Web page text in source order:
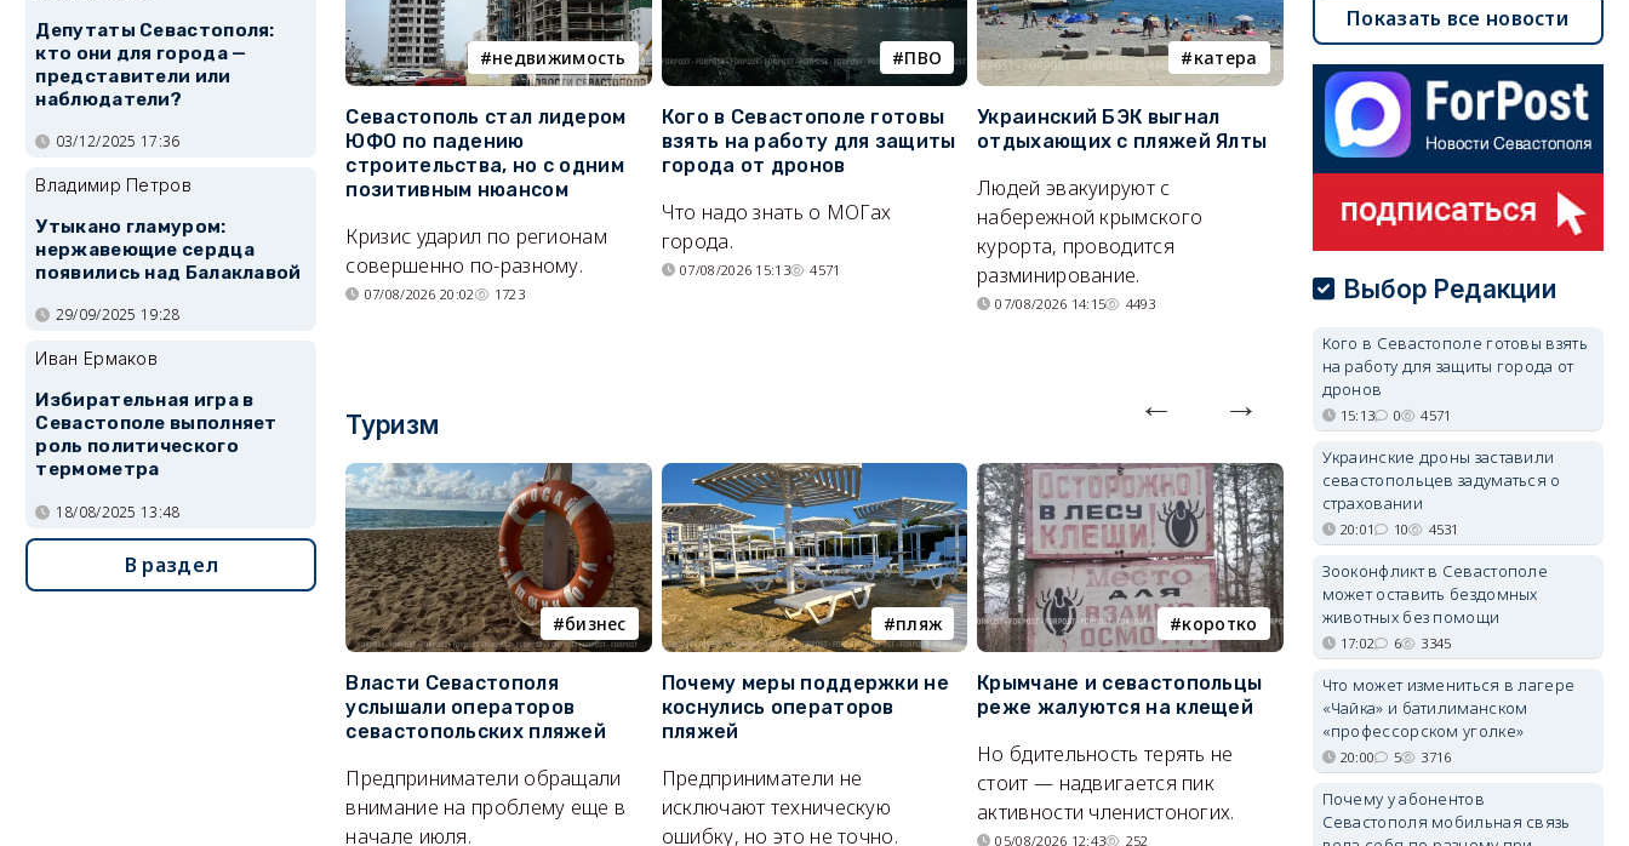
недвижимость
Севастополь стал лидером
ЮФО по падению
строительства, но с одним
позитивным нюансом
Кризис ударил по регионам
совершенно по-разному.
07/08/2026 20:02 1723
ПВО
Кого в Севастополе готовы
взять на работу для защиты
города от дронов
Что надо знать о МОГах
города.
07/08/2026 15:13 4571
катера
Украинский БЭК выгнал
отдыхающих с пляжей Ялты
Людей эвакуируют с
набережной крымского
курорта, проводится
разминирование.
07/08/2026 14:15 4493
Губернатор Севастополя
рассказал о перспективах
электроснабжения города
Энергетики, подчеркнул он,
невозможное.
07/08/2026 10:13 4445
Туризм
бизнес
Власти Севастополя
услышали операторов
севастопольских пляжей
Предприниматели обращали
внимание на проблему еще в
начале июля.
пляж
Почему меры поддержки не
коснулись операторов
пляжей
Предприниматели не
исключают техническую
ошибку, но это не точно.
коротко
Крымчане и севастопольцы
реже жалуются на клещей
Но бдительность терять не
стоит — надвигается пик
активности членистоногих.
05/08/2026 12:43 252
Балаклава
В Севастополе утвердили
проект застройки центра
Балаклавы
Там появится туристический
квартал с отелями и
парковками.
Депутаты Севастополя:
кто они для города —
представители или
наблюдатели?
03/12/2025 17:36
Владимир Петров
Утыкано гламуром:
нержавеющие сердца
появились над Балаклавой
29/09/2025 19:28
Иван Ермаков
Избирательная игра в
Севастополе выполняет
роль политического
термометра
18/08/2025 13:48
В раздел
Показать все новости
Выбор Редакции
Кого в Севастополе готовы взять
на работу для защиты города от
дронов
15:13 0 4571
Украинские дроны заставили
севастопольцев задуматься о
страховании
20:01 10 4531
Зооконфликт в Севастополе
может оставить бездомных
животных без помощи
17:02 6 3345
Что может измениться в лагере
«Чайка» и батилиманском
«профессорском уголке»
20:00 5 3716
Почему у абонентов
Севастополя мобильная связь